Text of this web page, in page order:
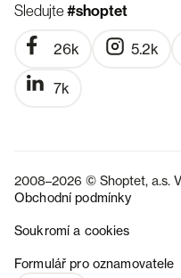
Sledujte#shoptet
26k 5.2k
7k
2008–2026 © Shoptet, a.s.
Obchodní podmínky
Soukromí a cookies
Formulář pro oznamovatele